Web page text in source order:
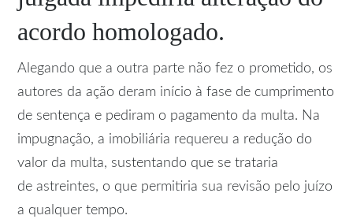
acordo homologado.
Alegando que a outra parte não fez o prometido, os
autores da ação deram início à fase de cumprimento
de sentença e pediram o pagamento da multa. Na
impugnação, a imobiliária requereu a redução do
valor da multa, sustentando que se trataria
de astreintes, o que permitiria sua revisão pelo juízo
a qualquer tempo.